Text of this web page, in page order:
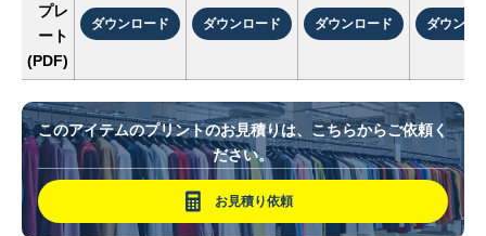
プレ
ート
(PDF)
ダウンロード ダウンロード ダウンロード ダウンロ
このアイテムのプリントのお見積りは、こちらからご依頼く
ださい。
お見積り依頼